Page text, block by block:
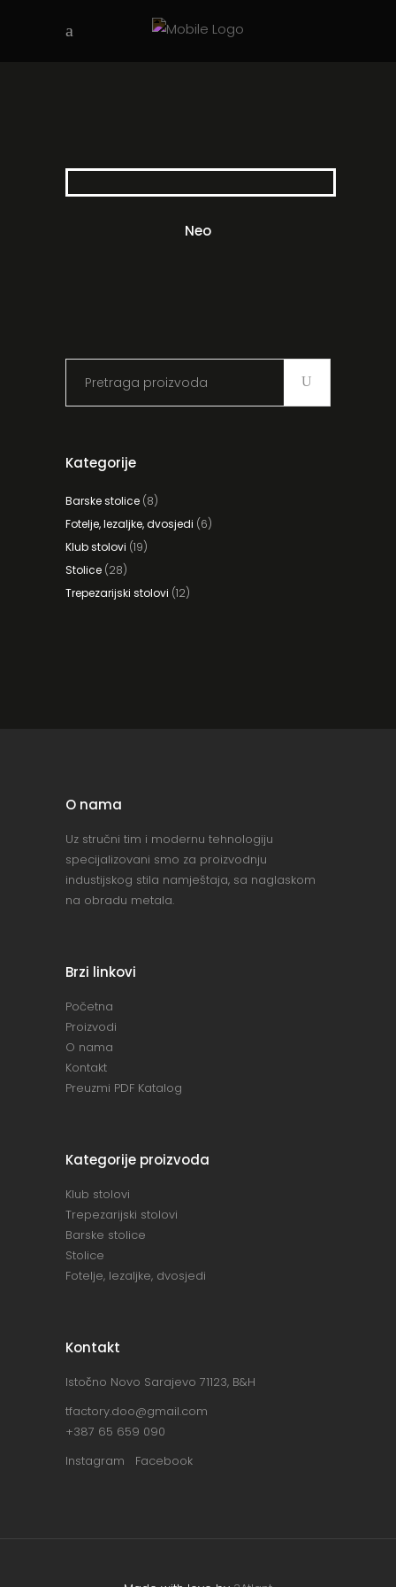
Neo
Kategorije
Barske stolice (8)
Fotelje, lezaljke, dvosjedi (6)
Klub stolovi (19)
Stolice (28)
Trepezarijski stolovi (12)
O nama
Uz stručni tim i modernu tehnologiju
specijalizovani smo za proizvodnju
industijskog stila namještaja, sa naglaskom
na obradu metala.
Brzi linkovi
Početna
Proizvodi
O nama
Kontakt
Preuzmi PDF Katalog
Kategorije proizvoda
Klub stolovi
Trepezarijski stolovi
Barske stolice
Stolice
Fotelje, lezaljke, dvosjedi
Kontakt
Istočno Novo Sarajevo 71123, B&H
tfactory.doo@gmail.com
+387 65 659 090
Instagram Facebook